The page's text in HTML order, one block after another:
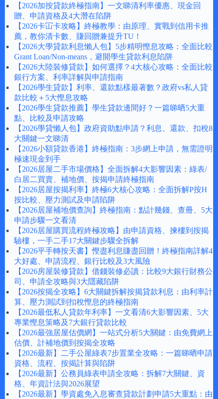
【2026加按貸款終極指南】一文睇清利率優惠、現金回
贈、申請資格及4大潛在陷阱
【2026卡冚卡攻略】終極教學：由原理、實戰到信用卡推
薦，教你清卡數、賺回贈兼提升TU！
【2026大學貸款利息懶人包】5步精明慳息攻略：全面比較
Grant Loan/Non-means，避開學生貸款利息陷阱
【2026大陸裝修貸款】如何選擇？4大核心攻略：全面比較
銀行方案、利率詳解與申請指南
【2026學生貸款】利率、還款點樣最著數？政府vs私人貸
款比較＋5大慳息攻略
【2026學生貸款推薦】學生貸款邊間好？一篇睇晒5大重
點、比較及申請攻略
【2026學貸懶人包】政府資助點申請？利息、還款、扣稅8
大關鍵一文睇清
【2026小額貸款香港】終極指南：3步網上申請，無需證明
極速現金到手
【2026居屋二手市場價格】全面拆解4大影響因素：綠表/
白居二買賣、補地價、按揭申請終極指南
【2026居屋按揭利率】終極6大核心攻略：全面拆解P按H
按比較、壓力測試及申請陷阱
【2026居屋補地價查詢】終極指南：點計幾錢、查冊、5大
申請步驟一文看清
【2026居屋購買流程終極攻略】由申請資格、揀樓到按揭
驗樓，一手二手17大關鍵步驟全拆解
【2026平手轉按天書】慳盡利息賺盡回贈！終極指南詳解4
大好處、申請流程、銀行比較及3大風險
【2026房屋裝修貸款】借錢裝修必讀：比較9大銀行財務公
司、申請全攻略與3大隱藏陷阱
【2026按揭全攻略】6大關鍵拆解按揭貸款利息：由利率計
算、壓力測試到扣稅慳息的終極指南
【2026最低私人貸款年利率】一文看清6大影響因素、5大
專業慳息策略及7大銀行貸款比較
【2026最強居屋估價網】一站式分析5大關鍵：由免費網上
估價、計補地價到按揭全攻略
【2026最新】二手公屋綠表7步置業全攻略：一篇睇晒申請
資格、流程、按揭計算與陷阱
【2026最新】公務員綠表申請全攻略：拆解7大關鍵、資
格、年資計法與2026展望
【2026最新】學資處免入息審查貸款計劃申請5大重點：由